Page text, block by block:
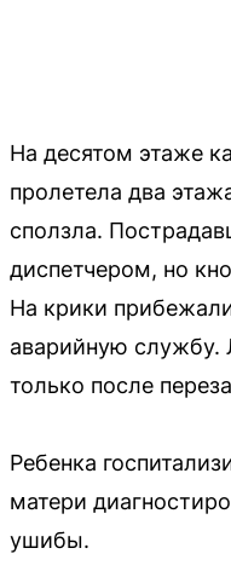
На десятом этаже
пролетела два
сползла.
диспетчером, но
На крики
аварийную службу.
только после
Ребенка
матери
ушибы.